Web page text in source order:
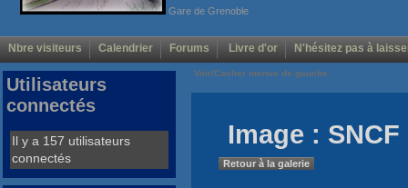
Gare de Grenoble
Nbre visiteurs Calendrier Forums Livre d'or N'hésitez pas à
Voir/Cacher menus de gauche
Image :
Retour à la galerie
Utilisateurs
connectés
Il y a 157 utilisateurs
connectés